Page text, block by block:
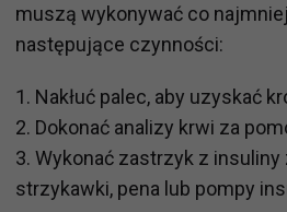
muszą wykonywać co
następujące czynności:
1. Nakłuć palec, aby uzyskać
2. Dokonać analizy krwi za
3. Wykonać zastrzyk z insuliny
strzykawki, pena lub pompy